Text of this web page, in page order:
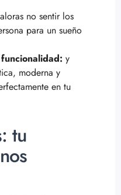
no sentir los
para un sueño
y
moderna y
en tu
tu